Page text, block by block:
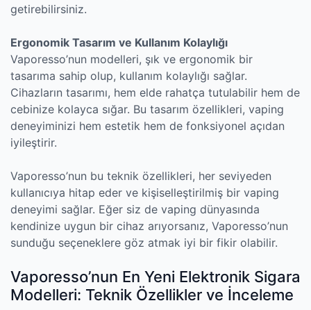
getirebilirsiniz.
Ergonomik Tasarım ve Kullanım Kolaylığı
Vaporesso’nun modelleri, şık ve ergonomik bir
tasarıma sahip olup, kullanım kolaylığı sağlar.
Cihazların tasarımı, hem elde rahatça tutulabilir hem de
cebinize kolayca sığar. Bu tasarım özellikleri, vaping
deneyiminizi hem estetik hem de fonksiyonel açıdan
iyileştirir.
Vaporesso’nun bu teknik özellikleri, her seviyeden
kullanıcıya hitap eder ve kişiselleştirilmiş bir vaping
deneyimi sağlar. Eğer siz de vaping dünyasında
kendinize uygun bir cihaz arıyorsanız, Vaporesso’nun
sunduğu seçeneklere göz atmak iyi bir fikir olabilir.
Vaporesso’nun En Yeni Elektronik Sigara
Modelleri: Teknik Özellikler ve İnceleme